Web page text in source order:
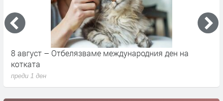
8 август – Отбелязваме международния ден на
котката
преди 1 ден